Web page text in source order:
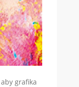
grafika